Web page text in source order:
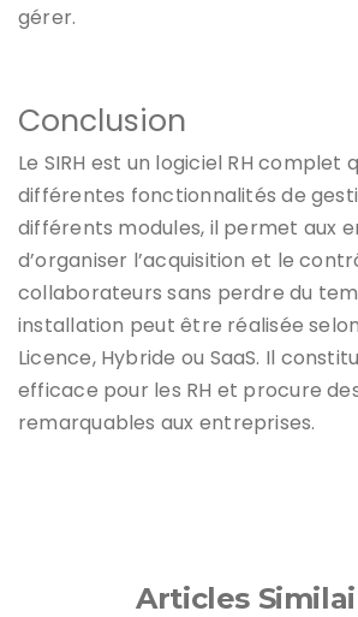
gérer.
Conclusion
Le SIRH est un logiciel RH complet
différentes fonctionnalités de
différents modules, il permet aux
d’organiser l’acquisition et le
collaborateurs sans perdre du
installation peut être réalisée
Licence, Hybride ou SaaS. Il
efficace pour les RH et procure
remarquables aux entreprises.
Articles